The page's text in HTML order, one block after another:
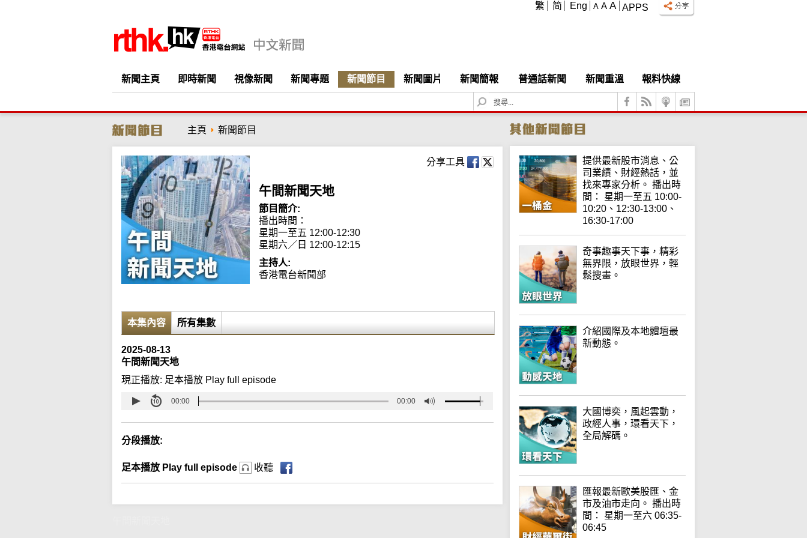
APPS
A A A
繁 简 Eng
新聞主頁 即時新聞 視像新聞 新聞專題 新聞節目 新聞圖片 新聞簡報 普通話新聞 新聞重溫
報料快線
S
e
c
h
主頁 新聞節目
分享工具
午間新聞天地
節目簡介:
播出時間：
星期一至五 12:00-12:30
星期六／日 12:00-12:15
主持人:
香港電台新聞部
本集內容 所有集數
2025-08-13
午間新聞天地
現正播放: 足本播放 Play full episode
00:00 00:00
分段播放:
足本播放 Play full episode 收聽
提供最新股市消息、公
司業績、財經熱話，並
找來專家分析。 播出時
間： 星期一至五 10:00-
10:20、12:30-13:00、
16:30-17:00
奇事趣事天下事，精彩
無界限，放眼世界，輕
鬆搜畫。
介紹國際及本地體壇最
新動態。
大國博奕，風起雲動，
政經人事，環看天下，
全局解碼。
匯報最新歐美股匯、金
市及油市走向。 播出時
間： 星期一至六 06:35-
06:45